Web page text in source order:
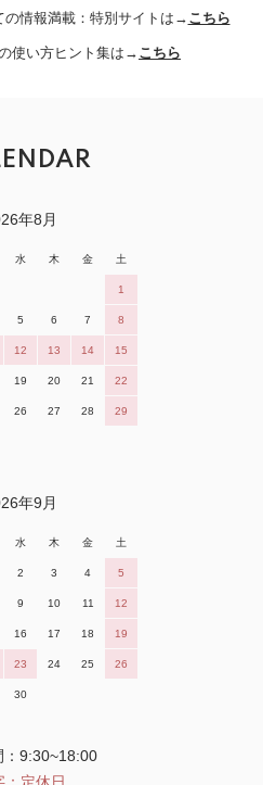
の情報満載：特別サイトは→ こちら
使い方ヒント集は→ こちら
年8月
水 木 金 土
1
5 6 7 8
12 13 14 15
19 20 21 22
26 27 28 29
年9月
水 木 金 土
2 3 4 5
9 10 11 12
16 17 18 19
23 24 25 26
30
：9:30~18:00